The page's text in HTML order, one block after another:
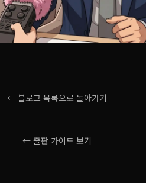
← 블로그 목록으로 돌아가기
← 출판 가이드 보기